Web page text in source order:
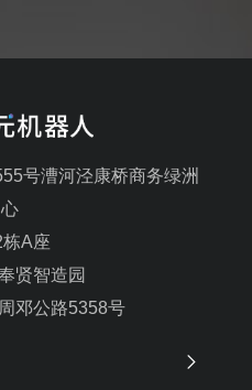
号漕河泾康桥商务绿洲
A座
贤智造园
邓公路5358号